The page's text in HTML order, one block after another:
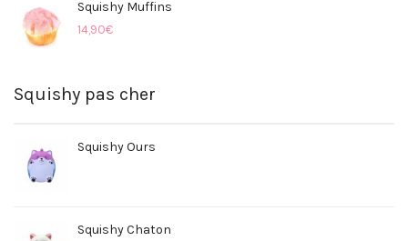
Squishy Muffins
14,90€
Squishy pas cher
Squishy Ours
Squishy Chaton